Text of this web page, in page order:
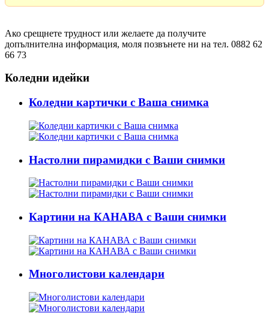
Ако срещнете трудност или желаете да получите
допълнителна информация, моля позвънете ни на тел. 0882 62
66 73
Коледни идейки
Коледни картички с Ваша снимка
Настолни пирамидки с Ваши снимки
Картини на КАНАВА с Ваши снимки
Многолистови календари